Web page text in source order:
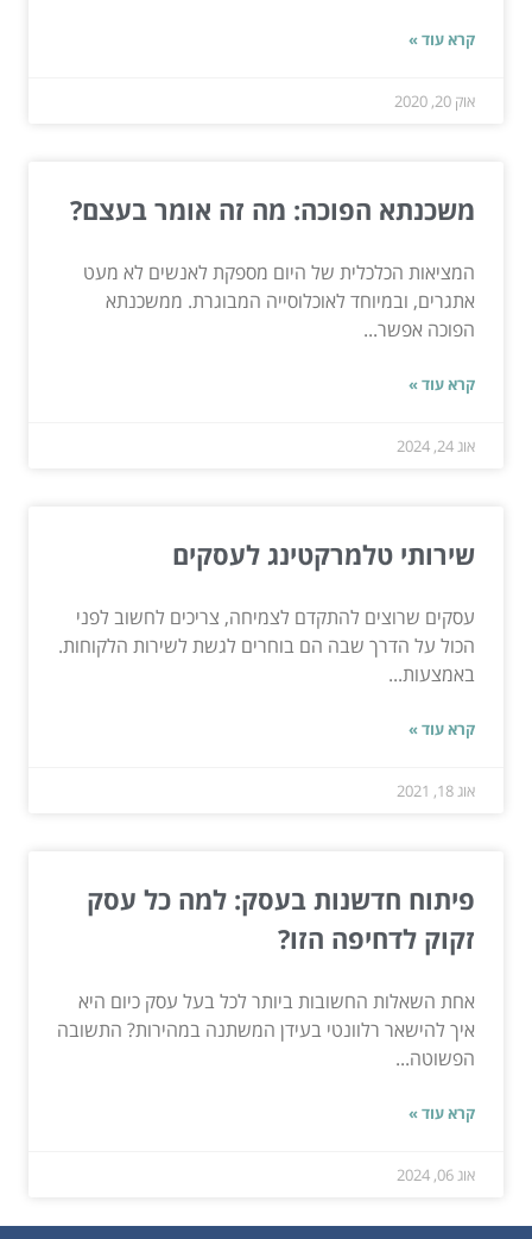
קרא עוד »
אוק 20, 2020
משכנתא הפוכה: מה זה אומר בעצם?
המציאות הכלכלית של היום מספקת לאנשים לא מעט
אתגרים, ובמיוחד לאוכלוסייה המבוגרת. ממשכנתא
הפוכה אפשר...
קרא עוד »
אוג 24, 2024
שירותי טלמרקטינג לעסקים
עסקים שרוצים להתקדם לצמיחה, צריכים לחשוב לפני
הכול על הדרך שבה הם בוחרים לגשת לשירות הלקוחות.
באמצעות...
קרא עוד »
אוג 18, 2021
פיתוח חדשנות בעסק: למה כל עסק
זקוק לדחיפה הזו?
אחת השאלות החשובות ביותר לכל בעל עסק כיום היא
איך להישאר רלוונטי בעידן המשתנה במהירות? התשובה
הפשוטה...
קרא עוד »
אוג 06, 2024